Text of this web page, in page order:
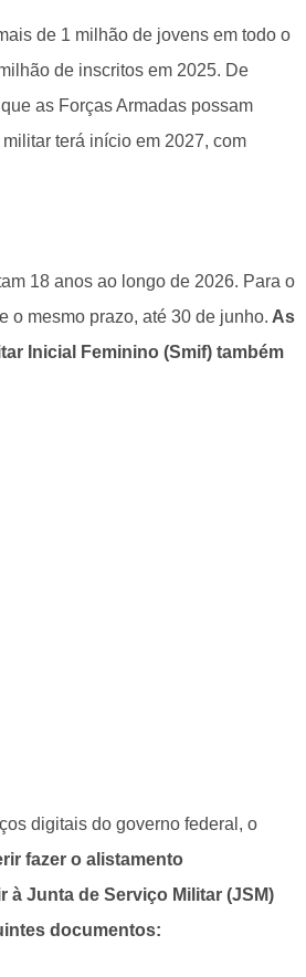
de 1 milhão de jovens em todo o
de inscritos em 2025. De
as Forças Armadas possam
terá início em 2027, com
18 anos ao longo de 2026. Para o
o mesmo prazo, até 30 de junho. As
Inicial Feminino (Smif) também
digitais do governo federal, o
fazer o alistamento
à Junta de Serviço Militar (JSM)
documentos: